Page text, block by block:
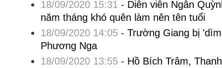
18/09/2020 15:31 - Diễn viên Ngân
năm tháng khó quên làm nên tên tuổi
18/09/2020 14:05- Trường Giang bị
Phương Nga
18/09/2020 13:55- Hồ Bích Trâm,